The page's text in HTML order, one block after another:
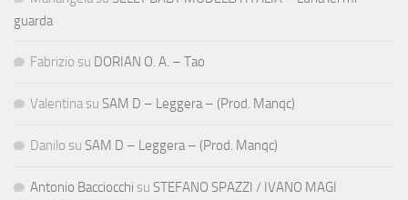
guarda
Fabrizio su DORIAN O. A. – Tao
Valentina su SAM D – Leggera – (Prod. Manqc)
Danilo su SAM D – Leggera – (Prod. Manqc)
Antonio Bacciocchi su STEFANO SPAZZI / IVANO MAGI